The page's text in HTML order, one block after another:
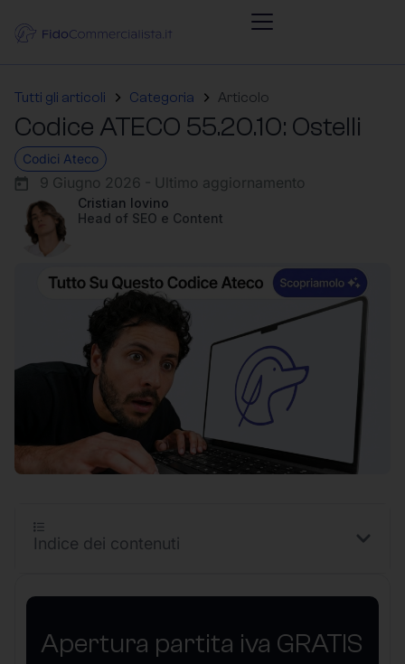
Tutti gli articoli Categoria Articolo
Codice ATECO 55.20.10: Ostelli
Codici Ateco
9 Giugno 2026 - Ultimo aggiornamento
Cristian Iovino
Head of SEO e Content
Apertura partita iva GRATIS
Indice dei contenuti